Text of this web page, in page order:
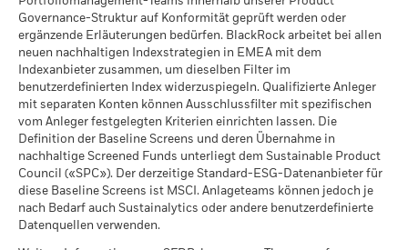
ein Entleiher vor der Rückgabe der Werpapiere ausfällt und
auf Grund von Marktbewegungen der Wert der Sicherheiten
fällt und / oder der Wert der verliehenen Wertpapiere
ansteigt.
MSCI-Daten zum impliziten
Temperaturanstieg (+0-
3,0°C)
Per 17.Juli2026
>2,0-2,5° C
MSCI ESG-%-Abdeckung
Per 17.Juli2026
90.36
MSCI ESG-Qualitätswert -
Perzentil Vergleichsgruppe
Per 17.Juli2026
Fonds in der
Vergleichsgruppe
Per 17.Juli2026
562
Abdeckung der
geschäftlichen
Beteiligungen
Per 07.Aug.2026
Nicht abgedeckter
prozentualer Anteil des
Fonds
Per 07.Aug.2026
Die hierüber für Kraftwerkskohle und Ölsande aufgeführten
iShares II plc - Prospectus (German -
Switzerland)
iShares II plc - Prospectus (German -
Austria^Germany^Switzerland)
Sustainability related disclosure - ISIX28TTL
(en)
Sustainability related disclosure - ISIX28TTL
Governance-Struktur auf Konformität geprüft werden oder
ergänzende Erläuterungen bedürfen. BlackRock arbeitet bei allen
neuen nachhaltigen Indexstrategien in EMEA mit dem
Indexanbieter zusammen, um dieselben Filter im
benutzerdefinierten Index widerzuspiegeln. Qualifizierte Anleger
mit separaten Konten können Ausschlussfilter mit spezifischen
vom Anleger festgelegten Kriterien einrichten lassen. Die
Definition der Baseline Screens und deren Übernahme in
nachhaltige Screened Funds unterliegt dem Sustainable Product
Council («SPC»). Der derzeitige Standard-ESG-Datenanbieter für
diese Baseline Screens ist MSCI. Anlageteams können jedoch je
nach Bedarf auch Sustainalytics oder andere benutzerdefinierte
Datenquellen verwenden.